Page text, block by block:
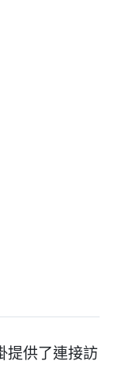
提供了連接訪